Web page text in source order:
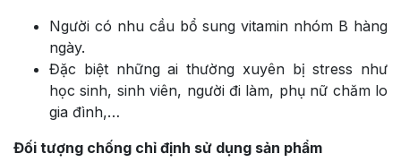
Người có nhu cầu bổ sung vitamin nhóm B hàng
ngày.
Đặc biệt những ai thường xuyên bị stress như
học sinh, sinh viên, người đi làm, phụ nữ chăm lo
gia đình,…
Đối tượng chống chỉ định sử dụng sản phẩm